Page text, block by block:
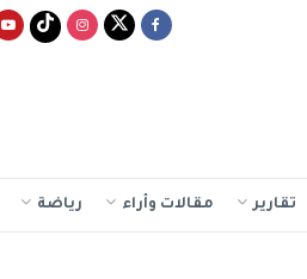
تقارير مقالات وأراء رياضة